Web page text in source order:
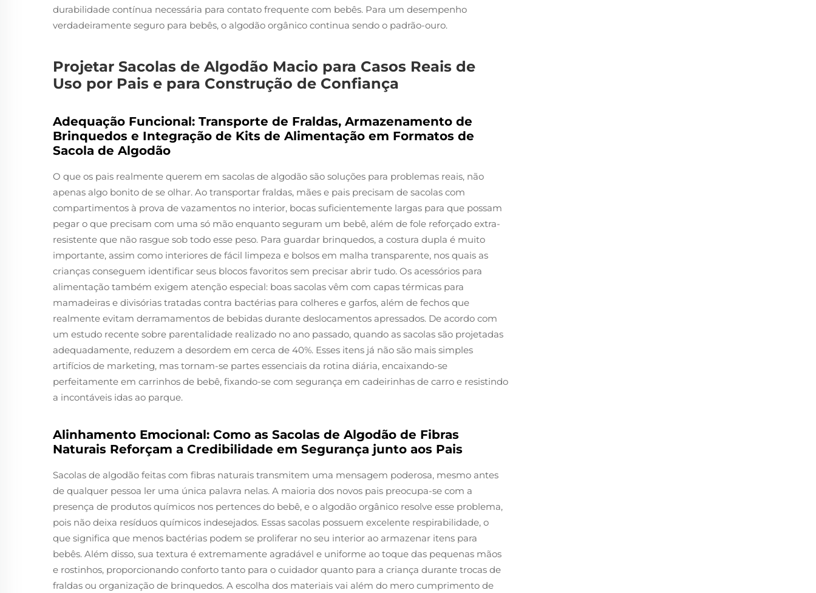
durabilidade contínua necessária para contato frequente com bebês. Para um desempenho
verdadeiramente seguro para bebês, o algodão orgânico continua sendo o padrão-ouro.
Projetar Sacolas de Algodão Macio para Casos Reais de
Uso por Pais e para Construção de Confiança
Adequação Funcional: Transporte de Fraldas, Armazenamento de
Brinquedos e Integração de Kits de Alimentação em Formatos de
Sacola de Algodão
O que os pais realmente querem em sacolas de algodão são soluções para problemas reais, não
apenas algo bonito de se olhar. Ao transportar fraldas, mães e pais precisam de sacolas com
compartimentos à prova de vazamentos no interior, bocas suficientemente largas para que possam
pegar o que precisam com uma só mão enquanto seguram um bebê, além de fole reforçado extra-
resistente que não rasgue sob todo esse peso. Para guardar brinquedos, a costura dupla é muito
importante, assim como interiores de fácil limpeza e bolsos em malha transparente, nos quais as
crianças conseguem identificar seus blocos favoritos sem precisar abrir tudo. Os acessórios para
alimentação também exigem atenção especial: boas sacolas vêm com capas térmicas para
mamadeiras e divisórias tratadas contra bactérias para colheres e garfos, além de fechos que
realmente evitam derramamentos de bebidas durante deslocamentos apressados. De acordo com
um estudo recente sobre parentalidade realizado no ano passado, quando as sacolas são projetadas
adequadamente, reduzem a desordem em cerca de 40%. Esses itens já não são mais simples
artifícios de marketing, mas tornam-se partes essenciais da rotina diária, encaixando-se
perfeitamente em carrinhos de bebê, fixando-se com segurança em cadeirinhas de carro e resistindo
a incontáveis idas ao parque.
Alinhamento Emocional: Como as Sacolas de Algodão de Fibras
Naturais Reforçam a Credibilidade em Segurança junto aos Pais
Sacolas de algodão feitas com fibras naturais transmitem uma mensagem poderosa, mesmo antes
de qualquer pessoa ler uma única palavra nelas. A maioria dos novos pais preocupa-se com a
presença de produtos químicos nos pertences do bebê, e o algodão orgânico resolve esse problema,
pois não deixa resíduos químicos indesejados. Essas sacolas possuem excelente respirabilidade, o
que significa que menos bactérias podem se proliferar no seu interior ao armazenar itens para
bebês. Além disso, sua textura é extremamente agradável e uniforme ao toque das pequenas mãos
e rostinhos, proporcionando conforto tanto para o cuidador quanto para a criança durante trocas de
fraldas ou organização de brinquedos. A escolha dos materiais vai além do mero cumprimento de